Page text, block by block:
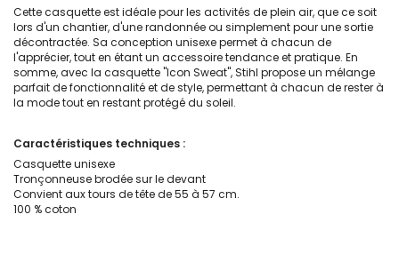
Cette casquette est idéale pour les activités de plein air, que ce soit
lors d'un chantier, d'une randonnée ou simplement pour une sortie
décontractée. Sa conception unisexe permet à chacun de
l'apprécier, tout en étant un accessoire tendance et pratique. En
somme, avec la casquette "Icon Sweat", Stihl propose un mélange
parfait de fonctionnalité et de style, permettant à chacun de rester à
la mode tout en restant protégé du soleil.
Caractéristiques techniques :
Casquette unisexe
Tronçonneuse brodée sur le devant
Convient aux tours de tête de 55 à 57 cm.
100 % coton